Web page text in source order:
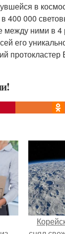
в
400 000
между ними
его